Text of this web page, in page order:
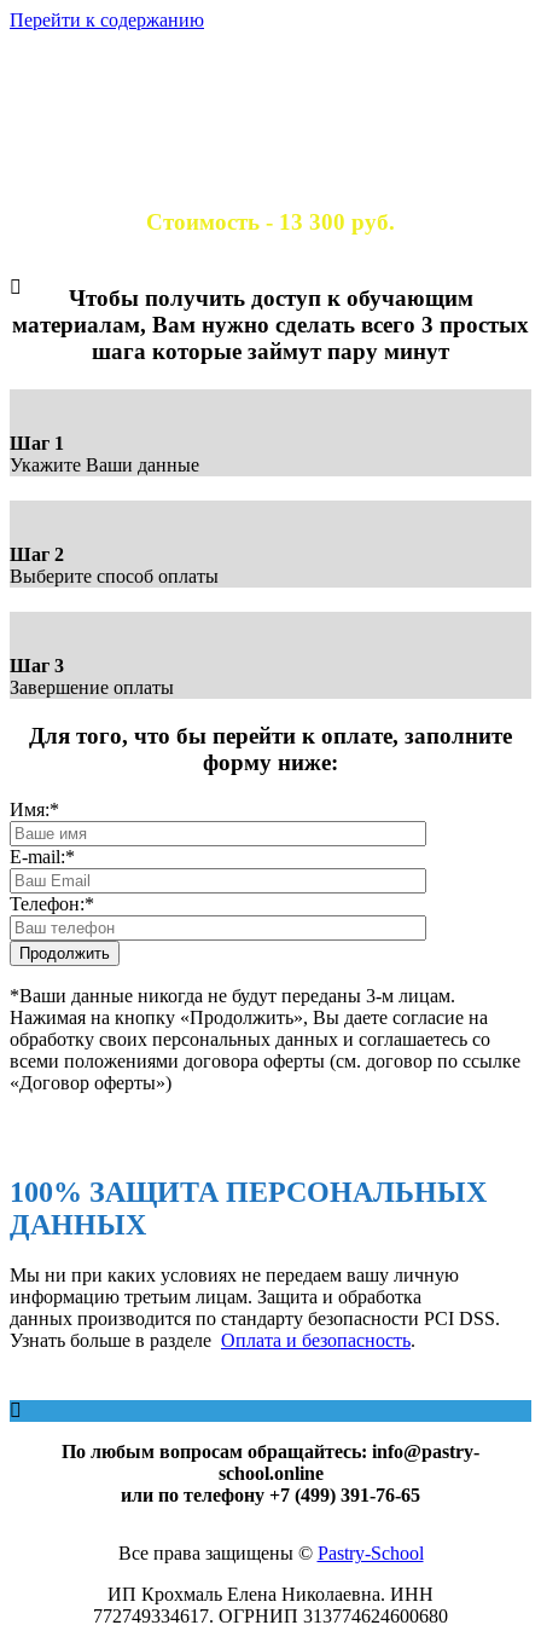
Перейти к содержанию
Стоимость - 13 300 руб.
Чтобы получить доступ к обучающим
материалам, Вам нужно сделать всего 3 простых
шага которые займут пару минут
Шаг 1
Укажите Ваши данные
Шаг 2
Выберите способ оплаты
Шаг 3
Завершение оплаты
Для того, что бы перейти к оплате, заполните
форму ниже:
Имя:*
E-mail:*
Телефон:*
*Ваши данные никогда не будут переданы 3-м лицам.
Нажимая на кнопку «Продолжить», Вы даете согласие на
обработку своих персональных данных и соглашаетесь со
всеми положениями договора оферты (см. договор по ссылке
«Договор оферты»)
100% ЗАЩИТА ПЕРСОНАЛЬНЫХ
ДАННЫХ
Мы ни при каких условиях не передаем вашу личную
информацию третьим лицам. Защита и обработка
данных производится по стандарту безопасности PCI DSS.
Узнать больше в разделе Оплата и безопасность.
По любым вопросам обращайтесь: info@pastry-
school.online
или по телефону +7 (499) 391-76-65
Все права защищены © Pаstry-School
ИП Крохмаль Елена Николаевна. ИНН
772749334617. ОГРНИП 313774624600680